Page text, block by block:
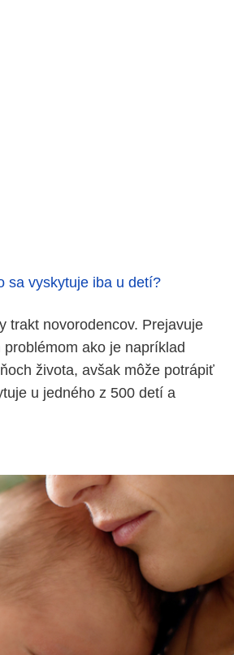
sa vyskytuje iba u detí?
trakt novorodencov. Prejavuje
ako je napríklad
života, avšak môže potrápiť
u jedného z 500 detí a